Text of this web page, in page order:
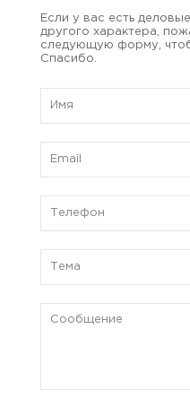
Если у вас есть
другого характера,
следующую форму,
Спасибо.